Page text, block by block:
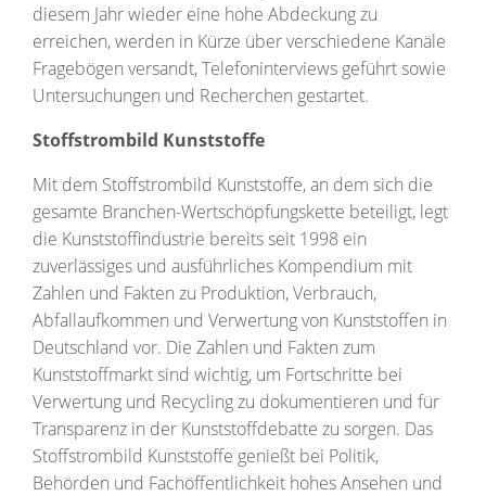
diesem Jahr wieder eine hohe Abdeckung zu
erreichen, werden in Kürze über verschiedene Kanäle
Fragebögen versandt, Telefoninterviews geführt sowie
Untersuchungen und Recherchen gestartet.
Stoffstrombild Kunststoffe
Mit dem Stoffstrombild Kunststoffe, an dem sich die
gesamte Branchen-Wertschöpfungskette beteiligt, legt
die Kunststoffindustrie bereits seit 1998 ein
zuverlässiges und ausführliches Kompendium mit
Zahlen und Fakten zu Produktion, Verbrauch,
Abfallaufkommen und Verwertung von Kunststoffen in
Deutschland vor. Die Zahlen und Fakten zum
Kunststoffmarkt sind wichtig, um Fortschritte bei
Verwertung und Recycling zu dokumentieren und für
Transparenz in der Kunststoffdebatte zu sorgen. Das
Stoffstrombild Kunststoffe genießt bei Politik,
Behörden und Fachöffentlichkeit hohes Ansehen und